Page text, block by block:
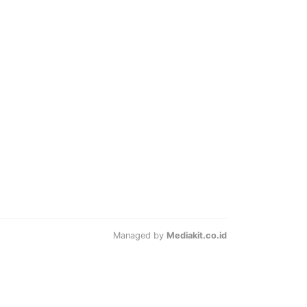
Managed by Mediakit.co.id